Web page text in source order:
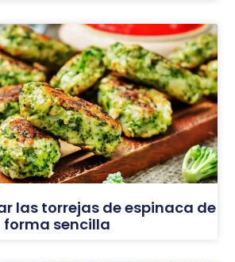
las torrejas de espinaca de
forma sencilla